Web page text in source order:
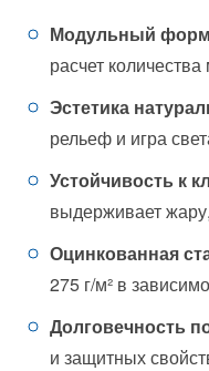
Модульный
расчет
Эстетика
рельеф и игра
Устойчивость к
выдерживает
Оцинкованная
275 г/м² в
Долговечность
и защитных